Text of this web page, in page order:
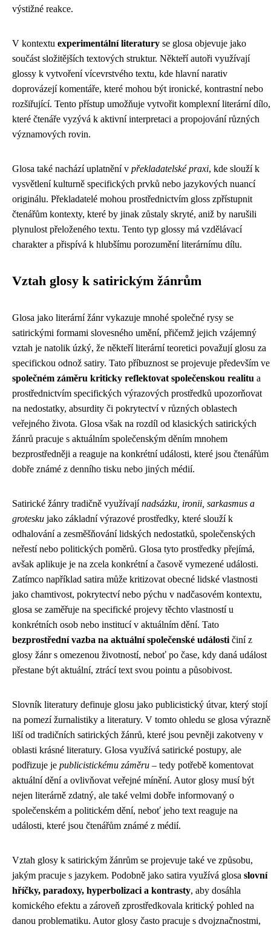
výstižné reakce.
V kontextu experimentální literatury se glosa objevuje jako
součást složitějších textových struktur. Někteří autoři využívají
glossy k vytvoření vícevrstvého textu, kde hlavní narativ
doprovázejí komentáře, které mohou být ironické, kontrastní nebo
rozšiřující. Tento přístup umožňuje vytvořit komplexní literární dílo,
které čtenáře vyzývá k aktivní interpretaci a propojování různých
významových rovin.
Glosa také nachází uplatnění v překladatelské praxi, kde slouží k
vysvětlení kulturně specifických prvků nebo jazykových nuancí
originálu. Překladatelé mohou prostřednictvím gloss zpřístupnit
čtenářům kontexty, které by jinak zůstaly skryté, aniž by narušili
plynulost přeloženého textu. Tento typ glossy má vzdělávací
charakter a přispívá k hlubšímu porozumění literárnímu dílu.
Vztah glosy k satirickým žánrům
Glosa jako literární žánr vykazuje mnohé společné rysy se
satirickými formami slovesného umění, přičemž jejich vzájemný
vztah je natolik úzký, že někteří literární teoretici považují glosu za
specifickou odnož satiry. Tato příbuznost se projevuje především ve
společném záměru kriticky reflektovat společenskou realitu a
prostřednictvím specifických výrazových prostředků upozorňovat
na nedostatky, absurdity či pokrytectví v různých oblastech
veřejného života. Glosa však na rozdíl od klasických satirických
žánrů pracuje s aktuálním společenským děním mnohem
bezprostředněji a reaguje na konkrétní události, které jsou čtenářům
dobře známé z denního tisku nebo jiných médií.
Satirické žánry tradičně využívajínadsázku, ironii, sarkasmus a
grotesku jako základní výrazové prostředky, které slouží k
odhalování a zesměšňování lidských nedostatků, společenských
neřestí nebo politických poměrů. Glosa tyto prostředky přejímá,
avšak aplikuje je na zcela konkrétní a časově vymezené události.
Zatímco například satira může kritizovat obecné lidské vlastnosti
jako chamtivost, pokrytectví nebo pýchu v nadčasovém kontextu,
glosa se zaměřuje na specifické projevy těchto vlastností u
konkrétních osob nebo institucí v aktuálním dění. Tato
bezprostřední vazba na aktuální společenské události činí z
glosy žánr s omezenou životností, neboť po čase, kdy daná událost
přestane být aktuální, ztrácí text svou pointu a působivost.
Slovník literatury definuje glosu jako publicistický útvar, který stojí
na pomezí žurnalistiky a literatury. V tomto ohledu se glosa výrazně
liší od tradičních satirických žánrů, které jsou pevněji zakotveny v
oblasti krásné literatury. Glosa využívá satirické postupy, ale
podřizuje je publicistickému záměru – tedy potřebě komentovat
aktuální dění a ovlivňovat veřejné mínění. Autor glosy musí být
nejen literárně zdatný, ale také velmi dobře informovaný o
společenském a politickém dění, neboť jeho text reaguje na
události, které jsou čtenářům známé z médií.
Vztah glosy k satirickým žánrům se projevuje také ve způsobu,
jakým pracuje s jazykem. Podobně jako satira využívá glosa slovní
hříčky, paradoxy, hyperbolizaci a kontrasty, aby dosáhla
komického efektu a zároveň zprostředkovala kritický pohled na
danou problematiku. Autor glosy často pracuje s dvojznačnostmi,